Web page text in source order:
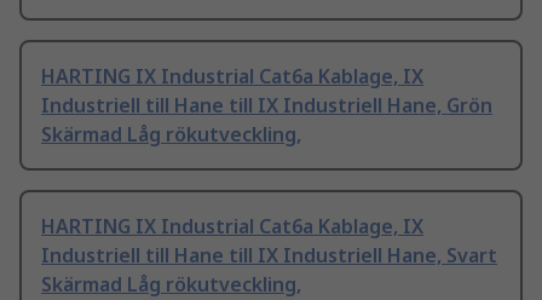
HARTING IX Industrial Cat6a Kablage, IX
Industriell till Hane till IX Industriell Hane, Grön
Skärmad Låg rökutveckling,
HARTING IX Industrial Cat6a Kablage, IX
Industriell till Hane till IX Industriell Hane, Svart
Skärmad Låg rökutveckling,